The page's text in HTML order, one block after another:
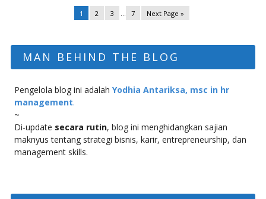
1 2 3 7 Next Page »
MAN BEHIND THE BLOG
Pengelola blog ini adalah Yodhia Antariksa, msc in hr
management.
~
Di-update secara rutin, blog ini menghidangkan sajian
maknyus tentang strategi bisnis, karir, entrepreneurship, dan
management skills.